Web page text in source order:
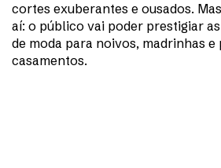
cortes exuberantes e ousados.
aí: o público vai poder prestigiar
de moda para noivos, madrinhas e
casamentos.